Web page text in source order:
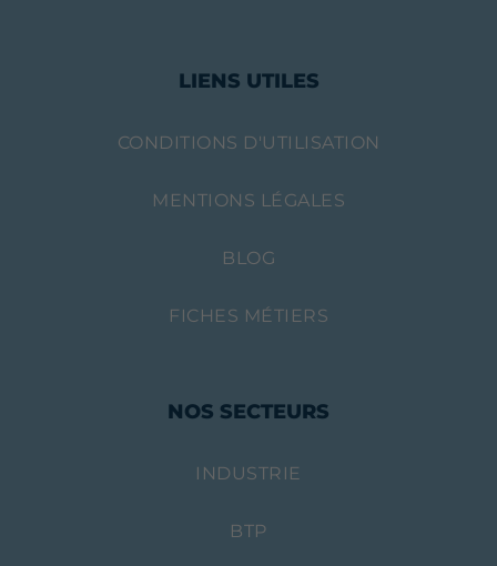
LIENS UTILES
CONDITIONS D'UTILISATION
MENTIONS LÉGALES
BLOG
FICHES MÉTIERS
NOS SECTEURS
INDUSTRIE
BTP